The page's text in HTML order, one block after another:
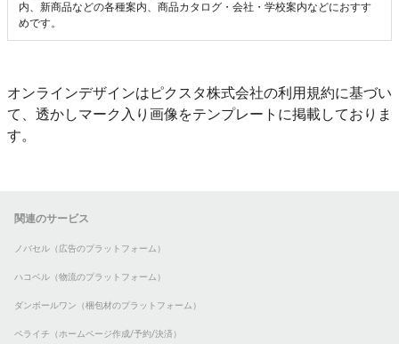
内、新商品などの各種案内、商品カタログ・会社・学校案内などにおすす
めです。
オンラインデザインはピクスタ株式会社の利用規約に基づい
て、透かしマーク入り画像をテンプレートに掲載しておりま
す。
関連のサービス
ノバセル（広告のプラットフォーム）
ハコベル（物流のプラットフォーム）
ダンボールワン（梱包材のプラットフォーム）
ペライチ（ホームページ作成/予約/決済）